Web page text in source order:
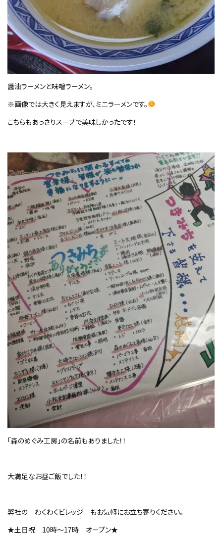
醤油ラーメンと味噌ラーメン。
※画像では大きく見えますが、ミニラーメンです。
こちらもあっさりスープで美味しかったです！
「森のめぐみ工房」の名前もありました！！
大満足なお昼ご飯でした！！
弊社の わくわくビレッジ もお気軽にお立ち寄りください。
★土日祝 10時～17時 オープン★